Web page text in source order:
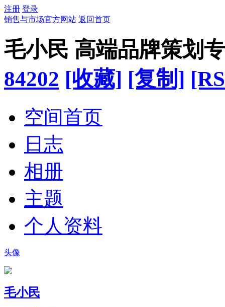
注册 登录
销售与市场官方网站 返回首页
毛小民 高端品牌策划
84202 [收藏] [复制]
空间首页
日志
相册
主题
个人资料
头像
毛小民